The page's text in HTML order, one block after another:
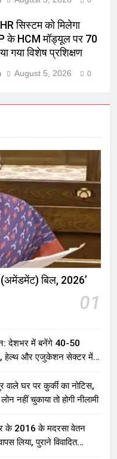
सिस्टम को मिलेगा
के HCM मॉड्यूल पर 70
गया विशेष प्रशिक्षण
August 5, 2026 0
बिल, 2026’
01
देशभर में बनेंगे 40-50
हेल्थ और एजुकेशन सेक्टर में
वाले घर पर कुर्की का नोटिस,
नहीं चुकाया तो होगी नीलामी
के 2016 के मदरसा वेतन
लिया, पुराने विवादित